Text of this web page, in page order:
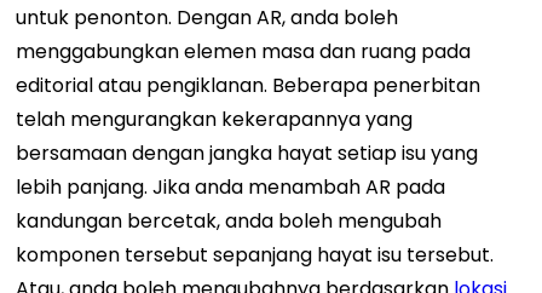
untuk penonton. Dengan AR, anda boleh
menggabungkan elemen masa dan ruang pada
editorial atau pengiklanan. Beberapa penerbitan
telah mengurangkan kekerapannya yang
bersamaan dengan jangka hayat setiap isu yang
lebih panjang. Jika anda menambah AR pada
kandungan bercetak, anda boleh mengubah
komponen tersebut sepanjang hayat isu tersebut.